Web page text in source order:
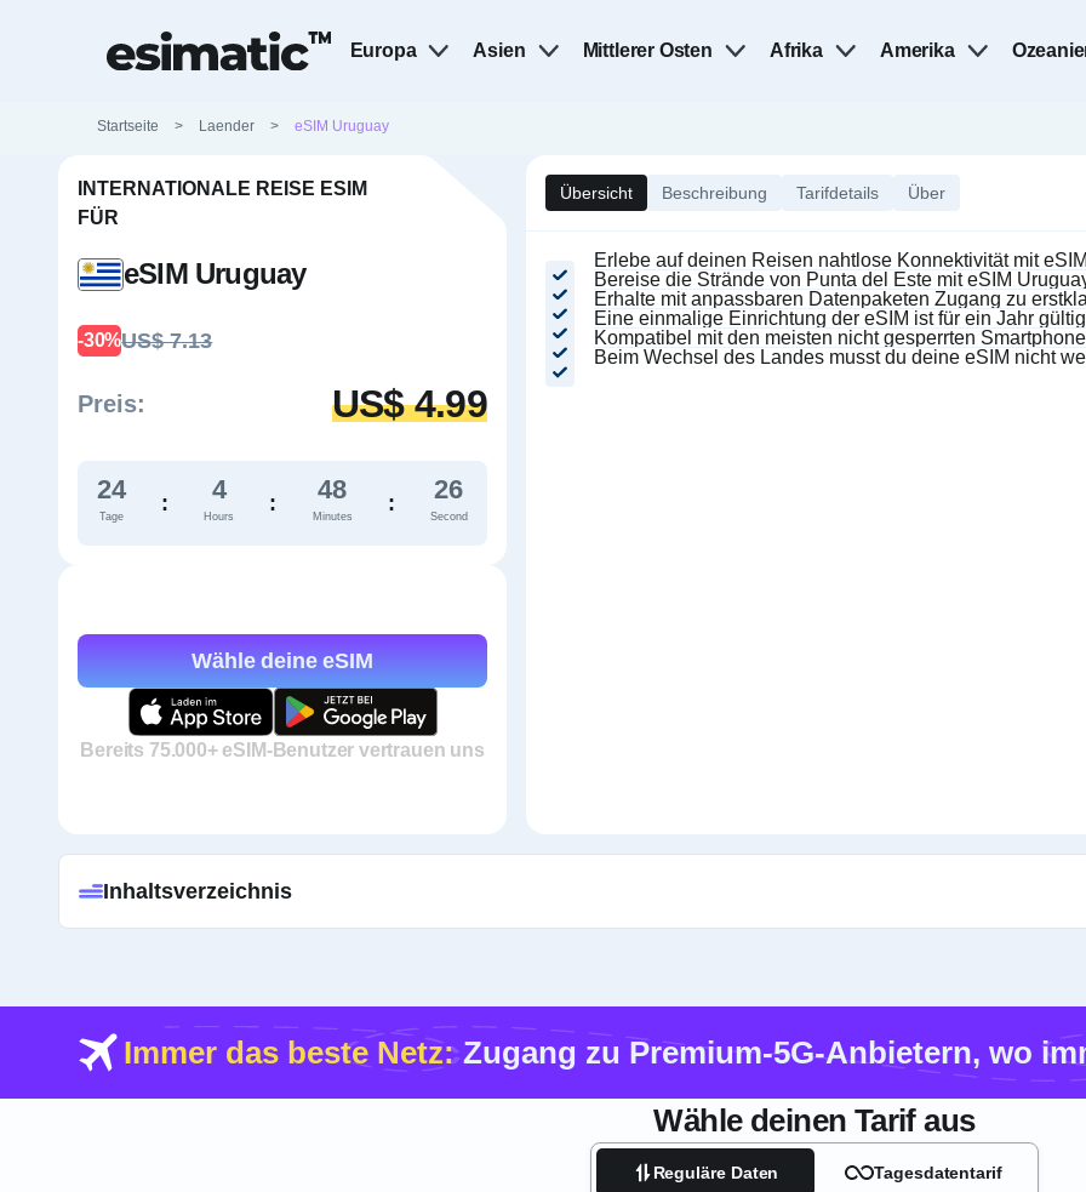
Europa Asien Mittlerer Osten Afrika Amerika
Startseite > Laender > eSIM Uruguay
INTERNATIONALE REISE ESIM
FÜR
eSIM Uruguay
-30%US$ 7.13
Preis: US$ 4.99
24
Tage
: 4
Hours
: 48
Minutes
: 25
Second
Wähle deine eSIM
Bereits 75.000+ eSIM-Benutzer vertrauen uns
Übersicht Beschreibung Tarifdetails Über
Erlebe auf deinen Reisen nahtlose Konnektivität mit
Bereise die Strände von Punta del Este mit eSIM
Erhalte mit anpassbaren Datenpaketen Zugang zu
Eine einmalige Einrichtung der eSIM ist für ein Jahr
Kompatibel mit den meisten nicht gesperrten
Beim Wechsel des Landes musst du deine eSIM nicht
Inhaltsverzeichnis
Immer das beste Netz:Zugang zu Premium-5G-Anbietern, wo
Wähle deinen Tarif aus
Reguläre Daten Tagesdatentarif